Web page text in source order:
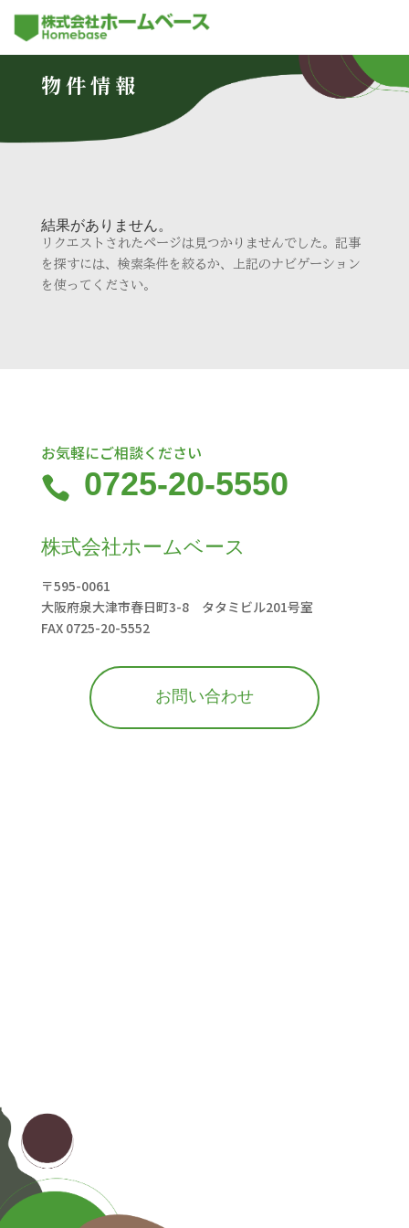
物件情報
結果がありません。
リクエストされたページは見つかりませんでした。記事
を探すには、検索条件を絞るか、上記のナビゲーション
を使ってください。
お気軽にご相談ください
 0725-20-5550
株式会社ホームベース
〒595-0061
大阪府泉大津市春日町3-8 タタミビル201号室
FAX 0725-20-5552
お問い合わせ